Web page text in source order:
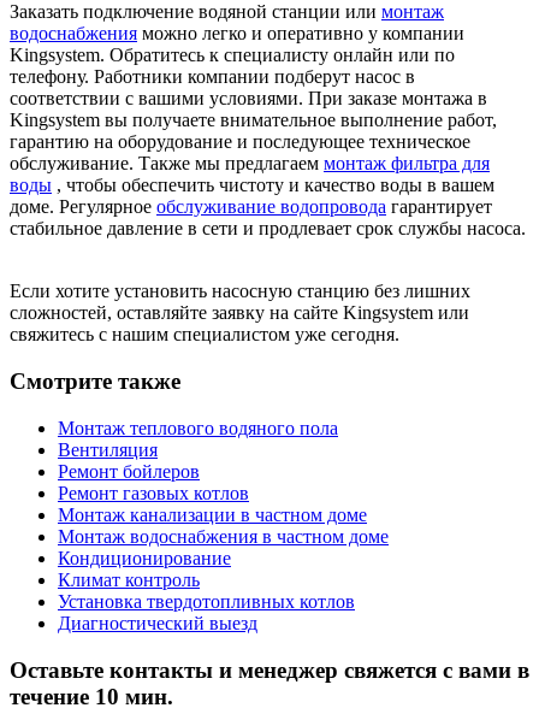
Заказать подключение водяной станции или монтаж
водоснабжения можно легко и оперативно у компании
Kingsystem. Обратитесь к специалисту онлайн или по
телефону. Работники компании подберут насос в
соответствии с вашими условиями. При заказе монтажа в
Kingsystem вы получаете внимательное выполнение работ,
гарантию на оборудование и последующее техническое
обслуживание. Также мы предлагаем монтаж фильтра для
воды , чтобы обеспечить чистоту и качество воды в вашем
доме. Регулярное обслуживание водопровода гарантирует
стабильное давление в сети и продлевает срок службы насоса.
Если хотите установить насосную станцию ​​без лишних
сложностей, оставляйте заявку на сайте Kingsystem или
свяжитесь с нашим специалистом уже сегодня.
Смотрите также
Монтаж теплового водяного пола
Вентиляция
Ремонт бойлеров
Ремонт газовых котлов
Монтаж канализации в частном доме
Монтаж водоснабжения в частном доме
Кондиционирование
Климат контроль
Установка твердотопливных котлов
Диагностический выезд
Оставьте контакты и менеджер свяжется с вами в
течение 10 мин.